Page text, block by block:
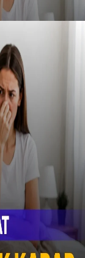
TV100
15 19